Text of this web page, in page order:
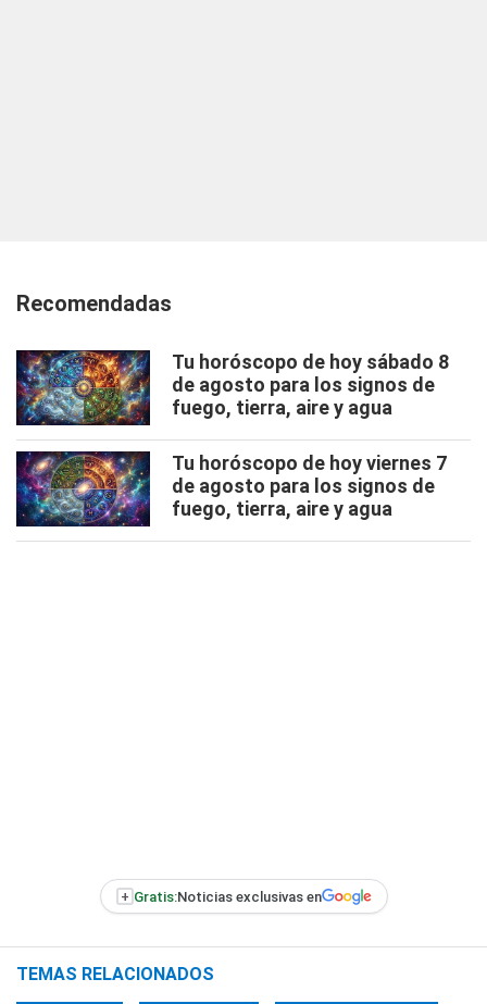
Recomendadas
Tu horóscopo de hoy sábado 8
de agosto para los signos de
fuego, tierra, aire y agua
Tu horóscopo de hoy viernes 7
de agosto para los signos de
fuego, tierra, aire y agua
+ Gratis:Noticias exclusivas en
TEMAS RELACIONADOS